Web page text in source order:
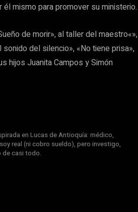
él mismo para promover su ministerio.
de morir», al taller del maestro«»,
del silencio», «No tiene prisa»,
hijos Juanita Campos y Simón
en Lucas de Antioquía: médico,
real (ni cobro sueldo), pero investigo,
de casi todo.